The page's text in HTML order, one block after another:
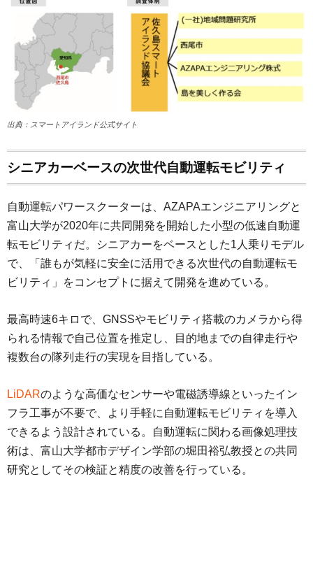
出典：スマートアイランド公式サイト
シニアカーベースの次世代自動運転モビリティ
自動運転パワースクーターは、AZAPAエンジニアリングと
富山大学が2020年に共同開発を開始した小型の低速自動運
転モビリティだ。シニアカーをベースとした1人乗りモデル
で、「誰もが気軽に安全に活用できる次世代の自動運転モ
ビリティ」をコンセプトに据えて開発を進めている。
最高時速6キロで、GNSSやモビリティ搭載のカメラから得
られる情報で自己位置を推定し、目的地までの自律走行や
複数台の隊列走行の実現を目指している。
LiDARのような高価なセンサーや電磁誘導線といったイン
フラ工事が不要で、より手軽に自動運転モビリティを導入
できるよう設計されている。自動運転に関わる画像処理技
術は、富山大学都市デザイン学部の堀田裕弘教授との共同
研究としてその検証と精度の改善を行っている。